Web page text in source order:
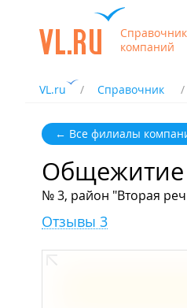
Справочник
компаний
VL.ru Справочник
← Все филиалы
№ 3, район "Вторая
Отзывы 3